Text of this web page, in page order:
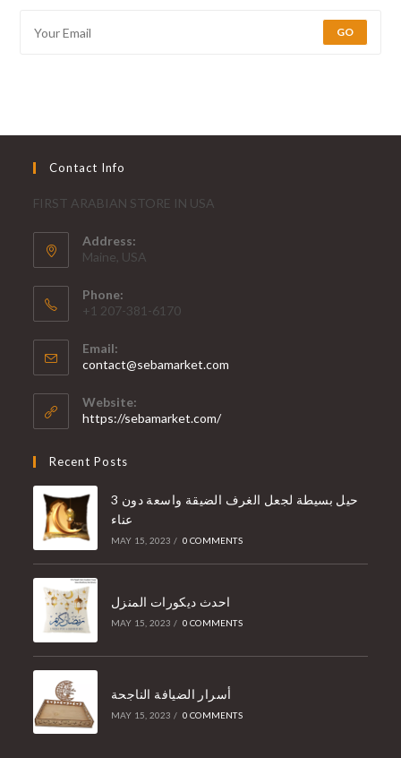
GO
Contact Info
FIRST ARABIAN STORE IN USA
Address:
Maine, USA
Phone:
+1 207-381-6170
Email:
contact@sebamarket.com
Website:
https://sebamarket.com/
Recent Posts
3 حيل بسيطة لجعل الغرف الضيقة واسعة دون
عناء
MAY 15, 2023 / 0 COMMENTS
احدث ديكورات المنزل
MAY 15, 2023 / 0 COMMENTS
أسرار الضيافة الناجحة
MAY 15, 2023 / 0 COMMENTS